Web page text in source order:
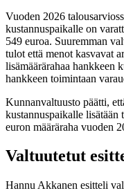
Vuoden 2026
kustannuspaikalle on
549 euroa. Suuremman
tulot että menot kasvavat
lisämäärärahaa hankkeen
hankkeen toimintaan
Kunnanvaltuusto päätti,
kustannuspaikalle
euron määräraha vuoden
Valtuutetut
Hannu Akkanen esitteli